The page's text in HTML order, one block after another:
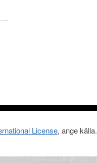
License, ange källa.